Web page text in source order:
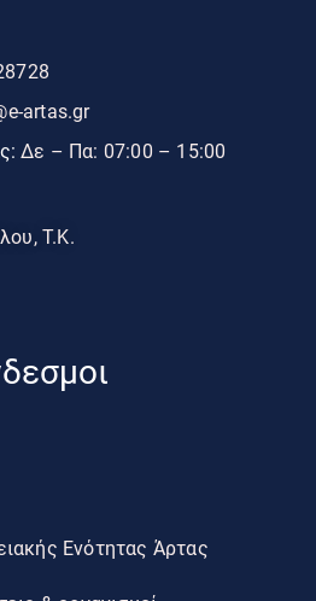
artas.gr
Δε – Πα: 07:00 – 15:00
Τ.Κ.
Ενότητας Άρτας